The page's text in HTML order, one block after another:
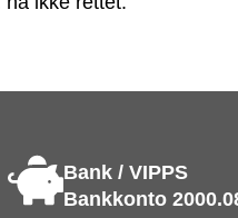
Bank / VIPPS
Bankkonto